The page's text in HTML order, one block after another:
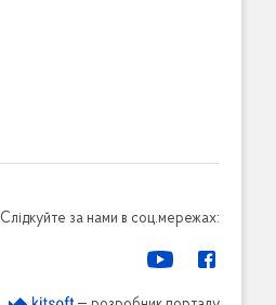
Слідкуйте за нами в соц.мережах: